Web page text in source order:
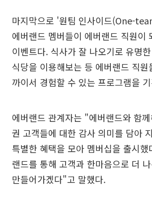
마지막으로 '원팀 인사이드(One-
에버랜드 멤버들이 에버랜드 직원이
이벤트다. 식사가 잘 나오기로 유명
식당을 이용해보는 등 에버랜드 직
까이서 경험할 수 있는 프로그램을
에버랜드 관계자는 "에버랜드와 함
권 고객들에 대한 감사 의미를 담아
특별한 혜택을 모아 멤버십을 출시
랜드를 통해 고객과 한마음으로 더
만들어가겠다"고 말했다.